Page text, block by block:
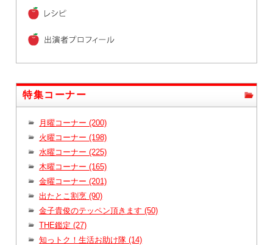
特集コーナー
月曜コーナー (200)
火曜コーナー (198)
水曜コーナー (225)
木曜コーナー (165)
金曜コーナー (201)
出たとこ割烹 (90)
金子貴俊のテッペン頂きます (50)
THE鑑定 (27)
知っトク！生活お助け隊 (14)